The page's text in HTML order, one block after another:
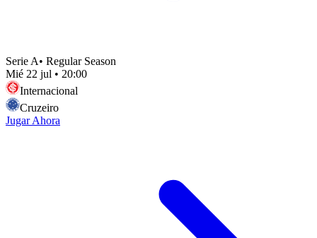
Serie A• Regular Season
Mié 22 jul • 20:00
Internacional
Cruzeiro
Jugar Ahora